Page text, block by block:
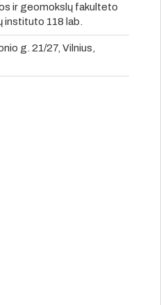
ir geomokslų fakulteto
instituto 118 lab.
g. 21/27, Vilnius,